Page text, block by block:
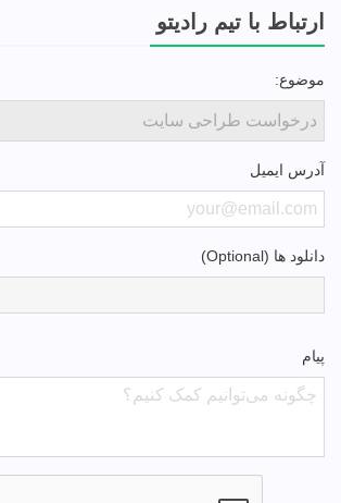
ارتباط با تیم رادیتو
موضوع:
آدرس ایمیل
دانلود ها (Optional)
پیام